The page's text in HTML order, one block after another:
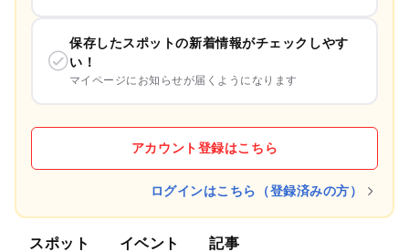
保存したスポットの新着情報がチェックしやす
い！
マイページにお知らせが届くようになります
アカウント登録はこちら
ログインはこちら（登録済みの方）
スポット イベント 記事